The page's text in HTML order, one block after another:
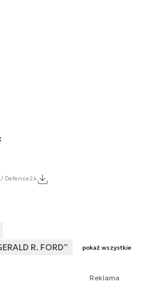
/ Defence24
R. FORD”
pokaż wszystkie
Reklama